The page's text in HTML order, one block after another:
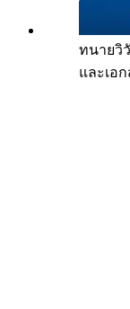
ทนายวิ
และเอ